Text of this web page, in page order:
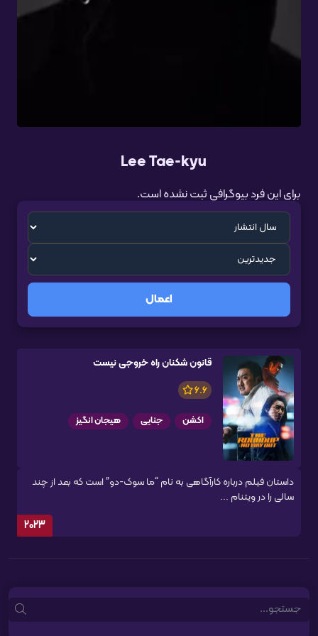
Lee Tae-kyu
برای این فرد بیوگرافی ثبت نشده است.
اعمال
قانون شکنان راه خروجی نیست
6.6
اکشن جنایی هیجان انگیز
داستان فیلم درباره کارآگاهی به نام “ما سوک-دو” است که بعد از چند
سالی را در ویتنام ...
2023
Search